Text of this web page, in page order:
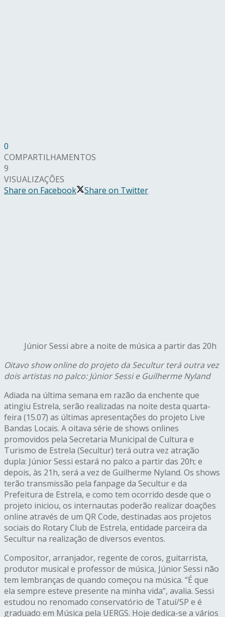
0
COMPARTILHAMENTOS
9
VISUALIZAÇÕES
Share on Facebook
Share on Twitter
Júnior Sessi abre a noite de música a partir das 20h
Oitavo show online do projeto da Secultur terá outra vez
dois artistas no palco: Júnior Sessi e Guilherme Nyland
Adiada na última semana em razão da enchente que
atingiu Estrela, serão realizadas na noite desta quarta-
feira (15.07) as últimas apresentações do projeto Live
Bandas Locais. A oitava série de shows onlines
promovidos pela Secretaria Municipal de Cultura e
Turismo de Estrela (Secultur) terá outra vez atração
dupla: Júnior Sessi estará no palco a partir das 20h; e
depois, às 21h, será a vez de Guilherme Nyland. Os shows
terão transmissão pela fanpage da Secultur e da
Prefeitura de Estrela, e como tem ocorrido desde que o
projeto iniciou, os internautas poderão realizar doações
online através de um QR Code, destinadas aos projetos
sociais do Rotary Club de Estrela, entidade parceira da
Secultur na realização de diversos eventos.
Compositor, arranjador, regente de coros, guitarrista,
produtor musical e professor de música, Júnior Sessi não
tem lembranças de quando começou na música. “É que
ela sempre esteve presente na minha vida”, avalia. Sessi
estudou no renomado conservatório de Tatuí/SP e é
graduado em Música pela UERGS. Hoje dedica-se a vários